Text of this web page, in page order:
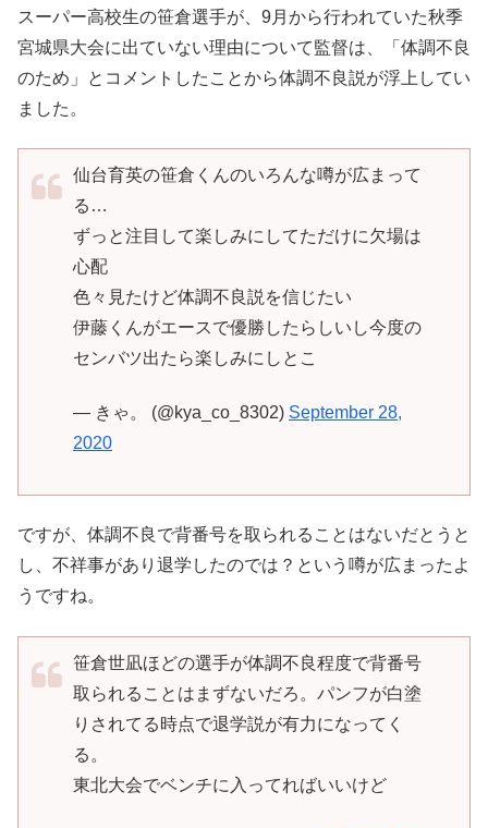
スーパー高校生の笹倉選手が、9月から行われていた秋季
宮城県大会に出ていない理由について監督は、「体調不良
のため」とコメントしたことから体調不良説が浮上してい
ました。
仙台育英の笹倉くんのいろんな噂が広まって
る…
ずっと注目して楽しみにしてただけに欠場は
心配
色々見たけど体調不良説を信じたい
伊藤くんがエースで優勝したらしいし今度の
センバツ出たら楽しみにしとこ
— きゃ。 (@kya_co_8302) September 28,
2020
ですが、体調不良で背番号を取られることはないだとうと
し、不祥事があり退学したのでは？という噂が広まったよ
うですね。
笹倉世凪ほどの選手が体調不良程度で背番号
取られることはまずないだろ。パンフが白塗
りされてる時点で退学説が有力になってく
る。
東北大会でベンチに入ってればいいけど